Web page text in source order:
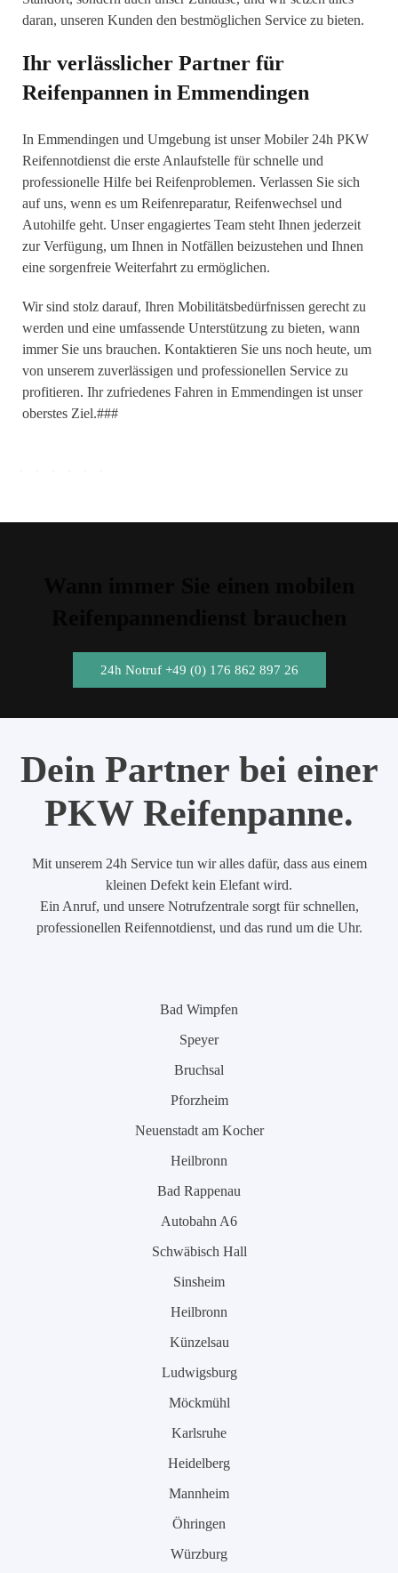
daran, unseren Kunden den bestmöglichen Service zu bieten.
Ihr verlässlicher Partner für
Reifenpannen in Emmendingen
In Emmendingen und Umgebung ist unser Mobiler 24h PKW
Reifennotdienst die erste Anlaufstelle für schnelle und
professionelle Hilfe bei Reifenproblemen. Verlassen Sie sich
auf uns, wenn es um Reifenreparatur, Reifenwechsel und
Autohilfe geht. Unser engagiertes Team steht Ihnen jederzeit
zur Verfügung, um Ihnen in Notfällen beizustehen und Ihnen
eine sorgenfreie Weiterfahrt zu ermöglichen.
Wir sind stolz darauf, Ihren Mobilitätsbedürfnissen gerecht zu
werden und eine umfassende Unterstützung zu bieten, wann
immer Sie uns brauchen. Kontaktieren Sie uns noch heute, um
von unserem zuverlässigen und professionellen Service zu
profitieren. Ihr zufriedenes Fahren in Emmendingen ist unser
oberstes Ziel.###
24h Notruf +49 (0) 176 862 897 26
Dein Partner bei einer
PKW Reifenpanne.
Mit unserem 24h Service tun wir alles dafür, dass aus einem
kleinen Defekt kein Elefant wird.
Ein Anruf, und unsere Notrufzentrale sorgt für schnellen,
professionellen Reifennotdienst, und das rund um die Uhr.
Bad Wimpfen
Speyer
Bruchsal
Pforzheim
Neuenstadt am Kocher
Heilbronn
Bad Rappenau
Autobahn A6
Schwäbisch Hall
Sinsheim
Heilbronn
Künzelsau
Ludwigsburg
Möckmühl
Karlsruhe
Heidelberg
Mannheim
Öhringen
Würzburg